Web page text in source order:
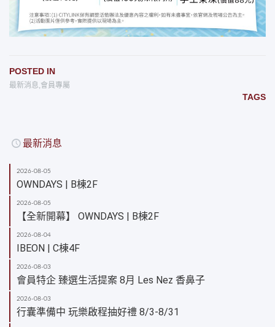
POSTED IN
最新消息,會員專屬
TAGS
最新消息
2026-08-05
OWNDAYS | B棟2F
2026-08-05
【全新開幕】 OWNDAYS | B棟2F
2026-08-04
IBEON | C棟4F
2026-08-03
會員特企 臻選生活提案 8月 Les Nez 香鼻子
2026-08-03
行囊準備中 玩樂啟程抽好禮 8/3-8/31